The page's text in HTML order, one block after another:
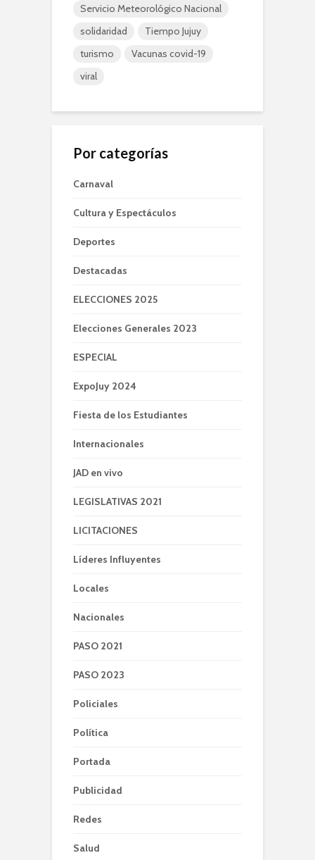
Servicio Meteorológico Nacional
solidaridad
Tiempo Jujuy
turismo
Vacunas covid-19
viral
Por categorías
Carnaval
Cultura y Espectáculos
Deportes
Destacadas
ELECCIONES 2025
Elecciones Generales 2023
ESPECIAL
ExpoJuy 2024
Fiesta de los Estudiantes
Internacionales
JAD en vivo
LEGISLATIVAS 2021
LICITACIONES
Líderes Influyentes
Locales
Nacionales
PASO 2021
PASO 2023
Policiales
Política
Portada
Publicidad
Redes
Salud